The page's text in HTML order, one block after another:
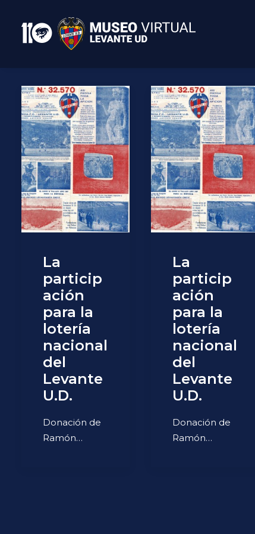
La
particip
ación
para la
lotería
nacional
del
Levante
U.D.
Donación de
Ramón…
La
particip
ación
para la
lotería
nacional
del
Levante
U.D.
Donación de
Ramón…